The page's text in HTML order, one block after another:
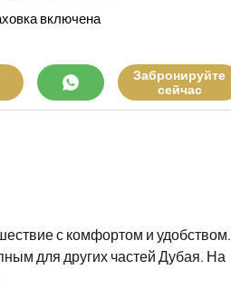
включена
Забронируйте
сейчас
с комфортом и удобством.
для других частей Дубая. На